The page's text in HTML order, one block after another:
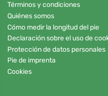
Términos y condiciones
Quiénes somos
Cómo medir la longitud del pie
Declaración sobre el uso de
Protección de datos personales
Pie de imprenta
Cookies